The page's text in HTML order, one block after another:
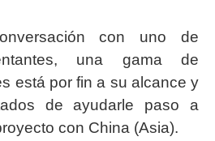
con uno de
una gama de
está por fin a su alcance y
de ayudarle paso a
con China (Asia).